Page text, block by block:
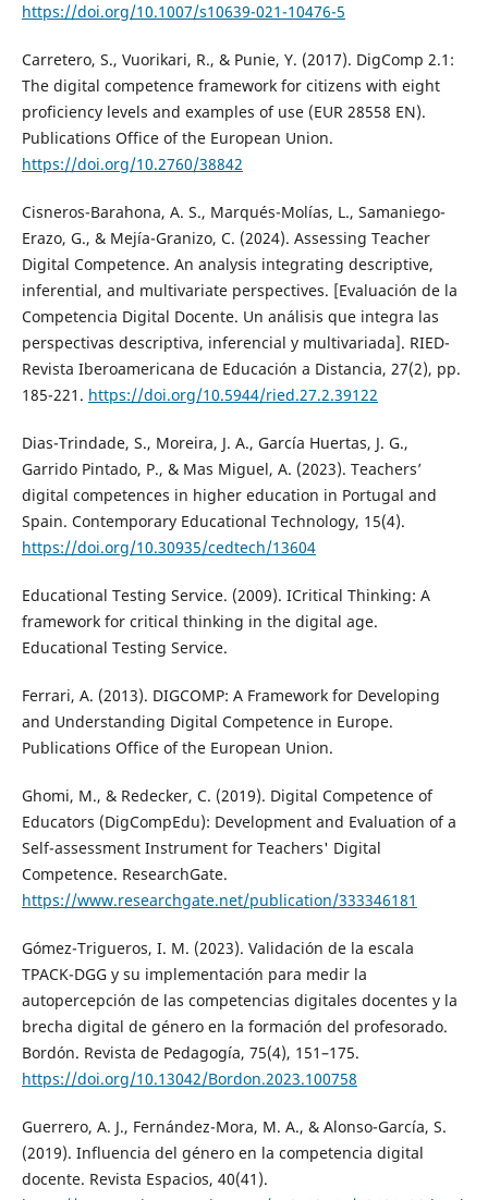
https://doi.org/10.1007/s10639-021-10476-5
Carretero, S., Vuorikari, R., & Punie, Y. (2017). DigComp 2.1:
The digital competence framework for citizens with eight
proficiency levels and examples of use (EUR 28558 EN).
Publications Office of the European Union.
https://doi.org/10.2760/38842
Cisneros-Barahona, A. S., Marqués-Molías, L., Samaniego-
Erazo, G., & Mejía-Granizo, C. (2024). Assessing Teacher
Digital Competence. An analysis integrating descriptive,
inferential, and multivariate perspectives. [Evaluación de la
Competencia Digital Docente. Un análisis que integra las
perspectivas descriptiva, inferencial y multivariada]. RIED-
Revista Iberoamericana de Educación a Distancia, 27(2), pp.
185-221. https://doi.org/10.5944/ried.27.2.39122
Dias-Trindade, S., Moreira, J. A., García Huertas, J. G.,
Garrido Pintado, P., & Mas Miguel, A. (2023). Teachers’
digital competences in higher education in Portugal and
Spain. Contemporary Educational Technology, 15(4).
https://doi.org/10.30935/cedtech/13604
Educational Testing Service. (2009). ICritical Thinking: A
framework for critical thinking in the digital age.
Educational Testing Service.
Ferrari, A. (2013). DIGCOMP: A Framework for Developing
and Understanding Digital Competence in Europe.
Publications Office of the European Union.
Ghomi, M., & Redecker, C. (2019). Digital Competence of
Educators (DigCompEdu): Development and Evaluation of a
Self-assessment Instrument for Teachers' Digital
Competence. ResearchGate.
https://www.researchgate.net/publication/333346181
Gómez-Trigueros, I. M. (2023). Validación de la escala
TPACK-DGG y su implementación para medir la
autopercepción de las competencias digitales docentes y la
brecha digital de género en la formación del profesorado.
Bordón. Revista de Pedagogía, 75(4), 151–175.
https://doi.org/10.13042/Bordon.2023.100758
Guerrero, A. J., Fernández-Mora, M. A., & Alonso-García, S.
(2019). Influencia del género en la competencia digital
docente. Revista Espacios, 40(41).